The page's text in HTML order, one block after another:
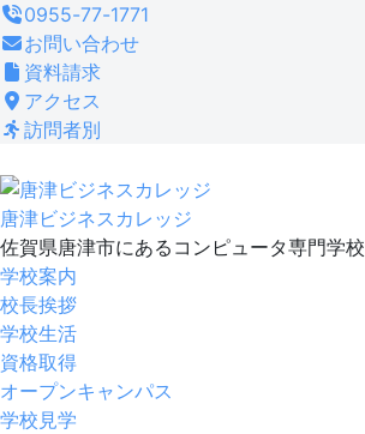
コ
ン
テ
ン
ツ
ス
キ
ッ
プ
0955-77-1771
お問い合わせ
資料請求
アクセス
訪問者別
唐津ビジネスカレッジ
佐賀県唐津市にあるコンピュータ専門学校
学校案内
校長挨拶
学校生活
資格取得
オープンキャンパス
学校見学